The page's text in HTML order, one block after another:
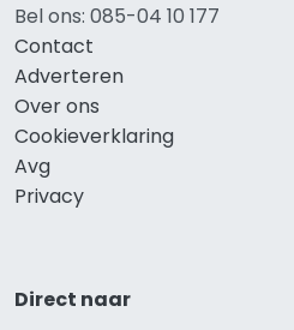
Bel ons: 085-04 10 177
Contact
Adverteren
Over ons
Cookieverklaring
Avg
Privacy
Direct naar